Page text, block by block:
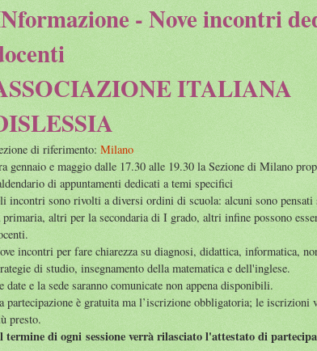
- Nove incontri
ITALIANA
di riferimento: Milano
gennaio e maggio dalle 17.30 alle 19.30 la Sezione di Milano
di appuntamenti dedicati a temi specifici
incontri sono rivolti a diversi ordini di scuola: alcuni sono pensati
primaria, altri per la secondaria di I grado, altri infine possono
incontri per fare chiarezza su diagnosi, didattica, informatica,
di studio, insegnamento della matematica e dell'inglese.
date e la sede saranno comunicate non appena disponibili.
partecipazione è gratuita ma l’iscrizione obbligatoria; le iscrizioni
presto.
termine di ogni sessione verrà rilasciato l'attestato di